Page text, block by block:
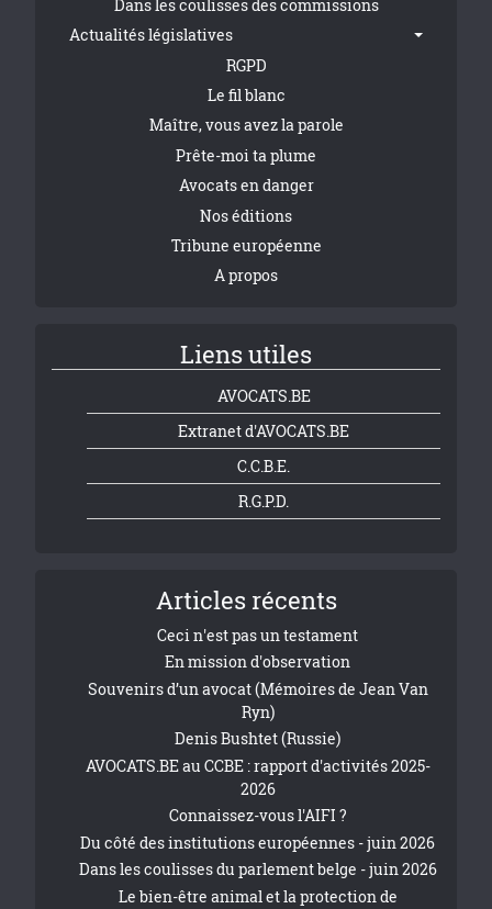
Dans les coulisses des commissions
Actualités législatives
RGPD
Le fil blanc
Maître, vous avez la parole
Prête-moi ta plume
Avocats en danger
Nos éditions
Tribune européenne
A propos
Liens utiles
AVOCATS.BE
Extranet d'AVOCATS.BE
C.C.B.E.
R.G.P.D.
Articles récents
Ceci n'est pas un testament
En mission d'observation
Souvenirs d’un avocat (Mémoires de Jean Van
Ryn)
Denis Bushtet (Russie)
AVOCATS.BE au CCBE : rapport d'activités 2025-
2026
Connaissez-vous l'AIFI ?
Du côté des institutions européennes - juin 2026
Dans les coulisses du parlement belge - juin 2026
Le bien-être animal et la protection de